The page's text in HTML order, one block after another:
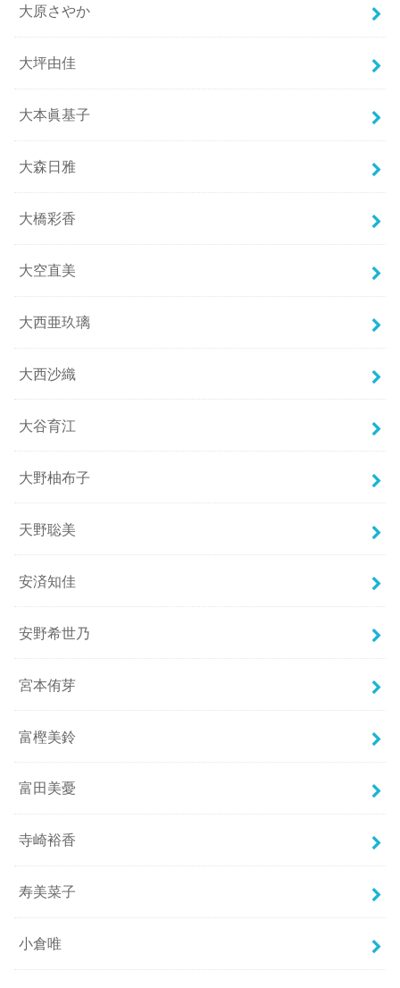
大原さやか
大坪由佳
大本眞基子
大森日雅
大橋彩香
大空直美
大西亜玖璃
大西沙織
大谷育江
大野柚布子
天野聡美
安済知佳
安野希世乃
宮本侑芽
富樫美鈴
富田美憂
寺崎裕香
寿美菜子
小倉唯